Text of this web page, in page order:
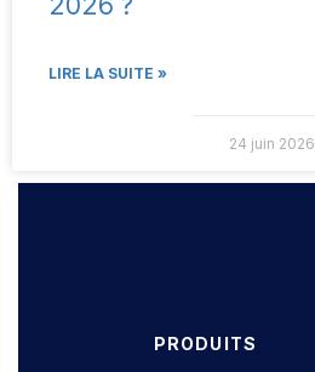
LIRE LA SUITE »
24 juin 2026
PRODUITS